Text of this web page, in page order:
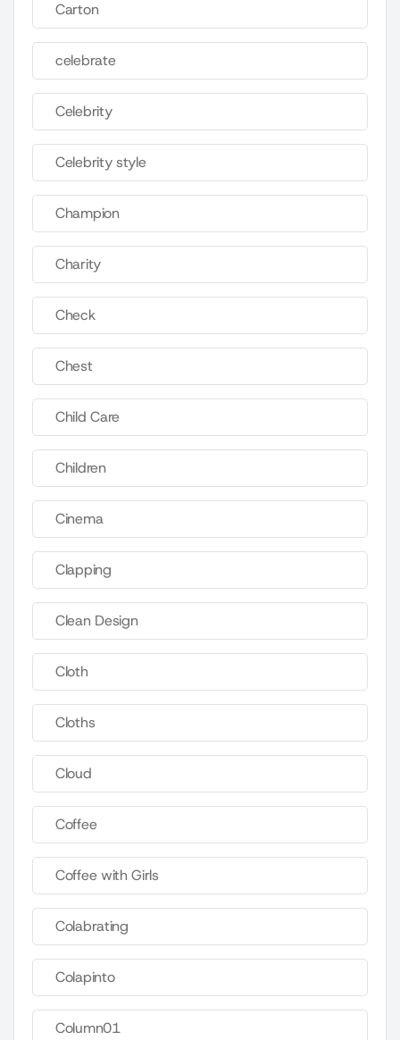
Carton
celebrate
Celebrity
Celebrity style
Champion
Charity
Check
Chest
Child Care
Children
Cinema
Clapping
Clean Design
Cloth
Cloths
Cloud
Coffee
Coffee with Girls
Colabrating
Colapinto
Column01